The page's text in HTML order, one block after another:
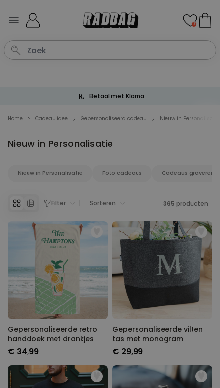
0
Betaal met Klarna
Home Cadeau idee Gepersonaliseerd cadeau Nieuw in Personalisatie
Nieuw in Personalisatie
Nieuw in Personalisatie Foto cadeaus Cadeaus graveren
Filter Sorteren 365 producten
Gepersonaliseerde retro
handdoek met drankjes
€ 34,99
Gepersonaliseerde vilten
tas met monogram
€ 29,99